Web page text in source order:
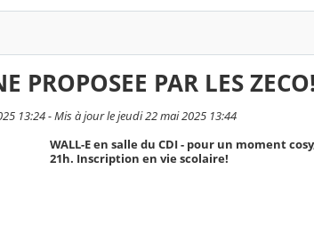
PROPOSEE PAR LES ZECO!
13:24 - Mis à jour le jeudi 22 mai 2025 13:44
WALL-E en salle du CDI - pour un moment
21h. Inscription en vie scolaire!